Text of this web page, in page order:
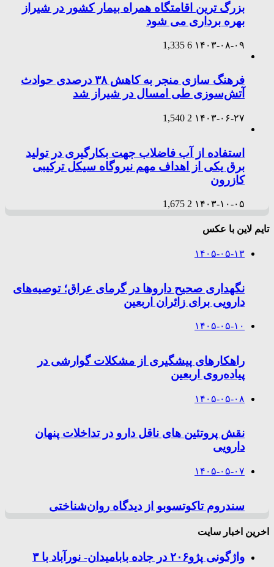
بزرگ ترین اقامتگاه همراه بیمار کشور در شیراز
بهره برداری می شود
۱۴۰۳-۰۸-۰۹ 6
1,335
فرهنگ سازی منجر به کاهش ۳۸ درصدی حوادث
آتش‌سوزی طی امسال در شیراز شد
۱۴۰۳-۰۶-۲۷ 2
1,540
استفاده از آب فاضلاب جهت بکارگیری در تولید
برق یکی از اهداف مهم نیروگاه سیکل ترکیبی
کازرون
۱۴۰۳-۱۰-۰۵ 2
1,675
تایم لاین با عکس
۱۴۰۵-۰۵-۱۳
نگهداری صحیح داروها در گرمای عراق؛ توصیه‌های
دارویی برای زائران اربعین
۱۴۰۵-۰۵-۱۰
راهکارهای پیشگیری از مشکلات گوارشی در
پیاده‌روی اربعین
۱۴۰۵-۰۵-۰۸
نقش پروتئین های ناقل دارو در تداخلات پنهان
دارویی
۱۴۰۵-۰۵-۰۷
سندروم تاکوتسوبو از دیدگاه روان‌شناختی
اخرین اخبار سایت
واژگونی پژو۲۰۶ در جاده بابامیدان- نورآباد با ۳